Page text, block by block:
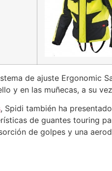
de ajuste Ergonomic
y en las muñecas, a su
, Spidi también ha
de guantes touring
de golpes y una